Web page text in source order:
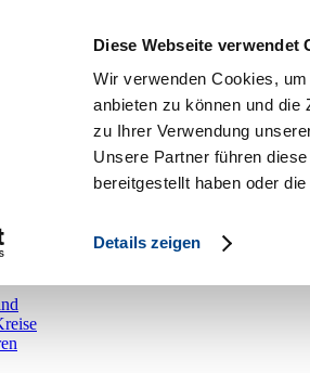
Diese Webseite verwendet
Wir verwenden Cookies,
anbieten zu können und die
zu Ihrer Verwendung
Unsere Partner führen
bereitgestellt haben oder
Details zeigen